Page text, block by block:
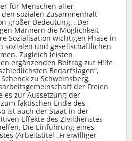
für Menschen aller
sozialen Zusammenhalt
großer Bedeutung. „Der
Männern die Möglichkeit
Sozialisation wichtigen Phase in
sozialen und gesellschaftlichen
Zugleich leisten
ergänzenden Beitrag zur Hilfe
Bedarfslagen“,
zu Schweinsberg,
der Freien
es zur Aussetzung der
faktischen Ende des
ist auch der Staat in der
Effekte des Zivildienstes
Die Einführung eines
(Arbeitstitel „Freiwilliger